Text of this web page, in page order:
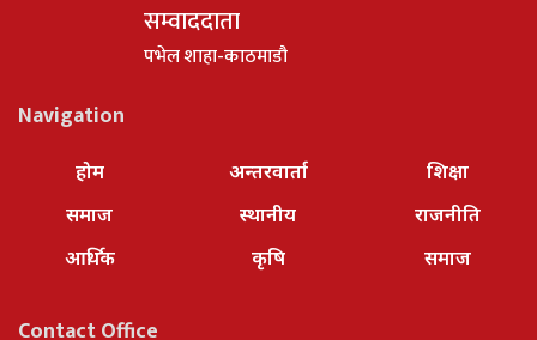
सम्वाददाता
पभेल शाहा-काठमाडौ
Navigation
होम
समाज
आर्थिक
अन्तरवार्ता
स्थानीय
कृषि
शिक्षा
राजनीति
समाज
Contact Office